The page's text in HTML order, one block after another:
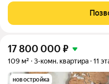
светлая,в кухне -гостинной
французский балкон. В
17 800 000 ₽
109 м² 3-комн. квартира 11
новостройка